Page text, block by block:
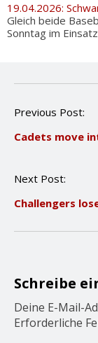
19.04.2026:
Gleich beide
Sonntag im
P
s
a
i
o
n
Previous Post:
Cadets move
Next Post:
Challengers
Schreibe
Deine E-Mail-
Erforderliche